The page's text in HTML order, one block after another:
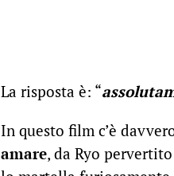
La risposta è: “
In questo film c’è
amare, da Ryo